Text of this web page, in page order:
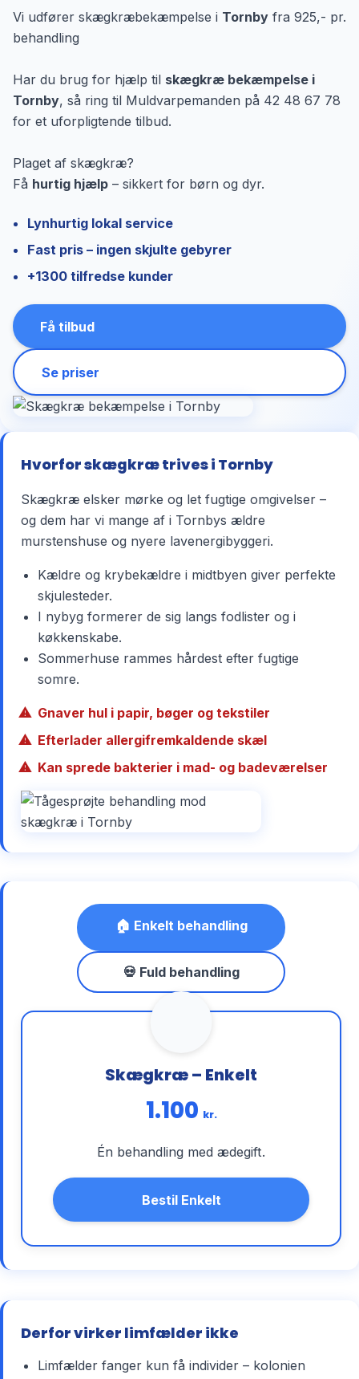
Vi udfører skægkræbekæmpelse i Tornby fra 925,- pr.
behandling
Har du brug for hjælp til skægkræ bekæmpelse i
Tornby, så ring til Muldvarpemanden på 42 48 67 78
for et uforpligtende tilbud.
Plaget af skægkræ?
Få hurtig hjælp – sikkert for børn og dyr.
Lynhurtig lokal service
Fast pris – ingen skjulte gebyrer
+1300 tilfredse kunder
Få tilbud
Se priser
Hvorfor skægkræ trives i Tornby
Skægkræ elsker mørke og let fugtige omgivelser –
og dem har vi mange af i Tornbys ældre
murstenshuse og nyere lavenergibyggeri.
Kældre og krybekældre i midtbyen giver perfekte
skjulesteder.
I nybyg formerer de sig langs fodlister og i
køkkenskabe.
Sommerhuse rammes hårdest efter fugtige
somre.
Gnaver hul i papir, bøger og tekstiler
Efterlader allergifremkaldende skæl
Kan sprede bakterier i mad- og badeværelser
🏠 Enkelt behandling
💀 Fuld behandling
Skægkræ – Enkelt
1.100 kr.
Én behandling med ædegift.
Bestil Enkelt
Derfor virker limfælder ikke
Limfælder fanger kun få individer – kolonien